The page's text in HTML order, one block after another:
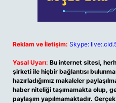
Reklam ve İletişim: Skype:
Yasal Uyarı: Bu internet sitesi,
şirketi ile hiçbir bağlantısı
hazırladığımız makaleler
haber niteliği taşımamakta olup,
paylaşım yapılmamaktadır.